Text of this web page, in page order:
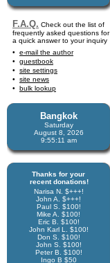
F.A.Q. Check out the list of
frequently asked questions for
a quick answer to your inquiry
e-mail the author
guestbook
site settings
site news
bulk lookup
Bangkok
Saturday
August 8, 2026
9:55:11 am
Thanks for your
recent donations!
Narisa N. $+++!
John A. $+++!
Paul S. $100!
Mike A. $100!
Eric B. $100!
John Karl L. $100!
Don S. $100!
John S. $100!
Peter B. $100!
Ingo B $50